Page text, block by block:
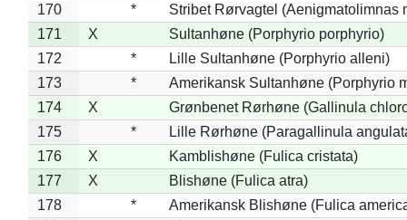
170
*
Stribet Rørvagtel (Aenigmatolimnas
171
X
Sultanhøne (Porphyrio porphyrio)
172
*
Lille Sultanhøne (Porphyrio alleni)
173
*
Amerikansk Sultanhøne (Porphyrio
174
X
Grønbenet Rørhøne (Gallinula
175
*
Lille Rørhøne (Paragallinula
176
X
Kamblishøne (Fulica cristata)
177
X
Blishøne (Fulica atra)
178
*
Amerikansk Blishøne (Fulica